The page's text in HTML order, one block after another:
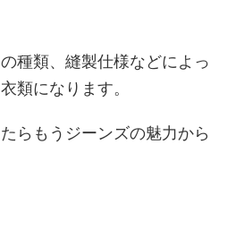
種類、縫製仕様などによっ
類になります。
らもうジーンズの魅力から